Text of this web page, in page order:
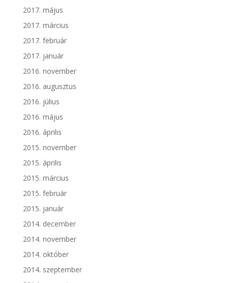
2017. május
2017. március
2017. február
2017. január
2016. november
2016. augusztus
2016. július
2016. május
2016. április
2015. november
2015. április
2015. március
2015. február
2015. január
2014. december
2014. november
2014. október
2014. szeptember